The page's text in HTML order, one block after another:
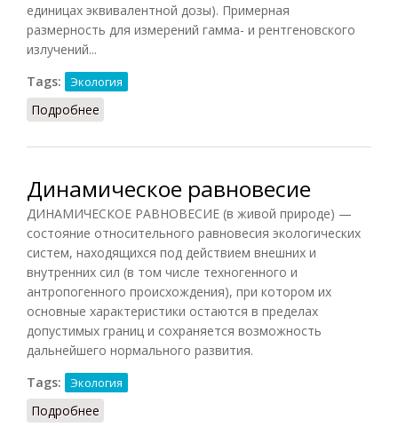
единицах эквивалентной дозы). Примерная
размерность для измерений гамма- и рентгеновского
излучений...
Tags:
Экология
Подробнее
Динамическое равновесие
ДИНАМИЧЕСКОЕ РАВНОВЕСИЕ (в живой природе) —
состояние относительного равновесия экологических
систем, находящихся под действием внешних и
внутренних сил (в том числе техногенного и
антропогенного происхождения), при котором их
основные характеристики остаются в пределах
допустимых границ и сохраняется возможность
дальнейшего нормального развития.
Tags:
Экология
Подробнее